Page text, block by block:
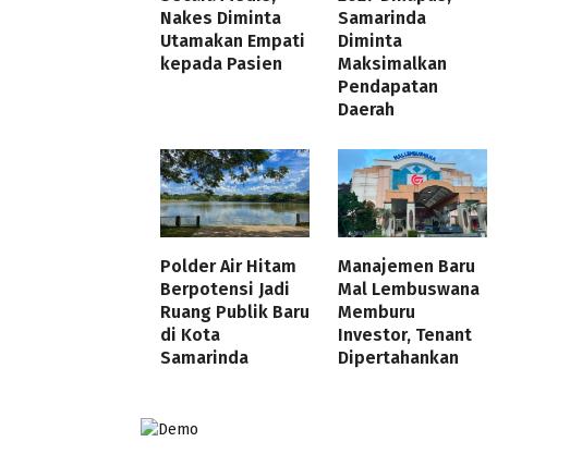
Nakes Diminta
Utamakan Empati
kepada Pasien
Samarinda
Diminta
Maksimalkan
Pendapatan
Daerah
Polder Air Hitam
Berpotensi Jadi
Ruang Publik Baru
di Kota
Samarinda
Manajemen Baru
Mal Lembuswana
Memburu
Investor, Tenant
Dipertahankan